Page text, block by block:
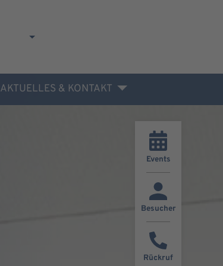
AKTUELLES & KONTAKT
Events
Besucher
Rückruf